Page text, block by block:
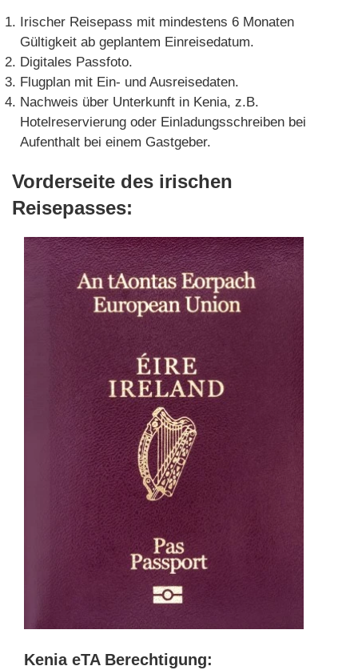
Irischer Reisepass mit mindestens 6 Monaten
Gültigkeit ab geplantem Einreisedatum.
Digitales Passfoto.
Flugplan mit Ein- und Ausreisedaten.
Nachweis über Unterkunft in Kenia, z.B.
Hotelreservierung oder Einladungsschreiben bei
Aufenthalt bei einem Gastgeber.
Vorderseite des irischen
Reisepasses:
Kenia eTA Berechtigung: